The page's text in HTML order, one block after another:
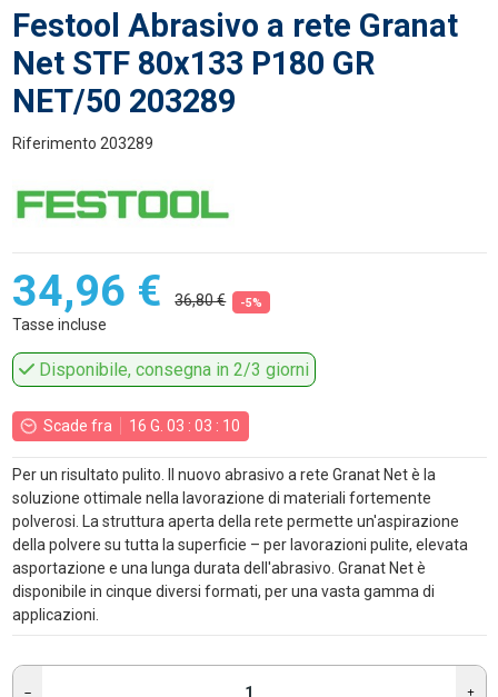
Festool Abrasivo a rete Granat
Net STF 80x133 P180 GR
NET/50 203289
Riferimento 203289
34,96 € 36,80 € -5%
Tasse incluse
Disponibile, consegna in 2/3 giorni
Scade fra 16 G. 03 : 03 : 10
Per un risultato pulito. Il nuovo abrasivo a rete Granat Net è la
soluzione ottimale nella lavorazione di materiali fortemente
polverosi. La struttura aperta della rete permette un'aspirazione
della polvere su tutta la superficie – per lavorazioni pulite, elevata
asportazione e una lunga durata dell'abrasivo. Granat Net è
disponibile in cinque diversi formati, per una vasta gamma di
applicazioni.